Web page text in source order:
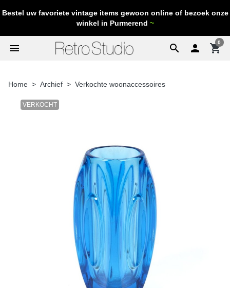
Bestel uw favoriete vintage items gewoon online of bezoek onze
winkel in Purmerend ~
search
menu  shopping_cart
0
Home Archief Verkochte woonaccessoires
VERKOCHT